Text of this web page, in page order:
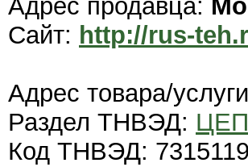
Адрес продавца:
Сайт: http://rus-
Адрес товара/
Раздел ТНВЭД:
Код ТНВЭД: